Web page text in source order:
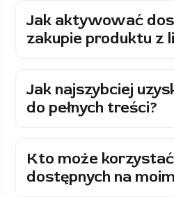
Jak aktywować
zakupie produktu z
Jak najszybciej
do pełnych treści?
Kto może
dostępnych na